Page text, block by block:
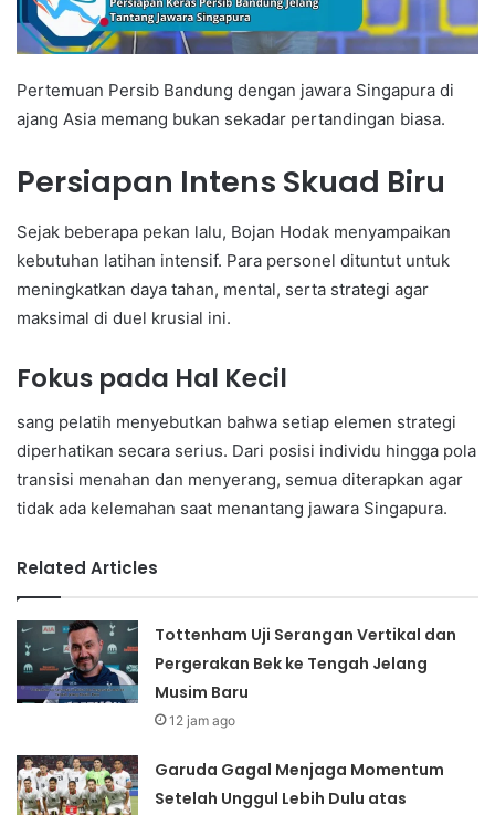
Pertemuan Persib Bandung dengan jawara Singapura di
ajang Asia memang bukan sekadar pertandingan biasa.
Persiapan Intens Skuad Biru
Sejak beberapa pekan lalu, Bojan Hodak menyampaikan
kebutuhan latihan intensif. Para personel dituntut untuk
meningkatkan daya tahan, mental, serta strategi agar
maksimal di duel krusial ini.
Fokus pada Hal Kecil
sang pelatih menyebutkan bahwa setiap elemen strategi
diperhatikan secara serius. Dari posisi individu hingga pola
transisi menahan dan menyerang, semua diterapkan agar
tidak ada kelemahan saat menantang jawara Singapura.
Related Articles
Tottenham Uji Serangan Vertikal dan
Pergerakan Bek ke Tengah Jelang
Musim Baru
12 jam ago
Garuda Gagal Menjaga Momentum
Setelah Unggul Lebih Dulu atas